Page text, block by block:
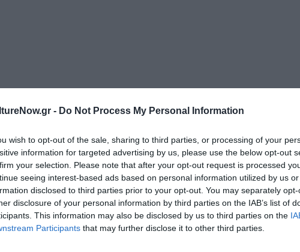
- Do Not Process My Personal Information
wish to opt-out of the sale, sharing to third parties, or processing of your
information for targeted advertising by us, please use the below opt-out
your selection. Please note that after your opt-out request is processed
seeing interest-based ads based on personal information utilized by us
disclosed to third parties prior to your opt-out. You may separately
disclosure of your personal information by third parties on the IAB’s list of
This information may also be disclosed by us to third parties on the
Participants that may further disclose it to other third parties.